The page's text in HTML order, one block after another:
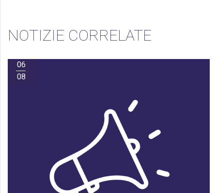
NOTIZIE CORRELATE
06
08